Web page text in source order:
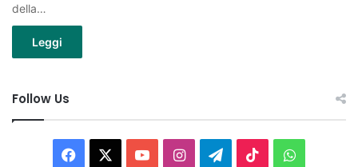
della…
Leggi
Follow Us
Facebook You InstagramTelegram
TikTok